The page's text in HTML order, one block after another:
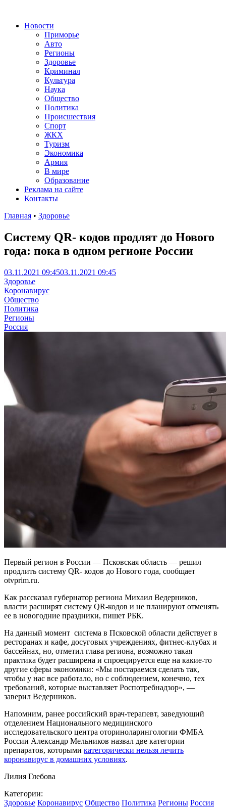
Новости
Приморье
Авто
Регионы
Здоровье
Криминал
Культура
Наука
Общество
Политика
Происшествия
Спорт
ЖКХ
Туризм
Экономика
Армия
В мире
Образование
Реклама на сайте
Контакты
Главная • Здоровье
Систему QR- кодов продлят до Нового
года: пока в одном регионе России
03.11.2021 09:4503.11.2021 09:45
Здоровье
Коронавирус
Общество
Политика
Регионы
Россия
Первый регион в России — Псковская область — решил
продлить систему QR- кодов до Нового года, сообщает
otvprim.ru.
Как рассказал губернатор региона Михаил Ведерников,
власти расширят систему QR-кодов и не планируют отменять
ее в новогодние праздники, пишет РБК.
На данный момент система в Псковской области действует в
ресторанах и кафе, досуговых учреждениях, фитнес-клубах и
бассейнах, но, отметил глава региона, возможно такая
практика будет расширена и спроецируется еще на какие-то
другие сферы экономики: «Мы постараемся сделать так,
чтобы у нас все работало, но с соблюдением, конечно, тех
требований, которые выставляет Роспотребнадзор», —
заверил Ведерников.
Напомним, ранее российский врач-терапевт, заведующий
отделением Национального медицинского
исследовательского центра оториноларингологии ФМБА
России Александр Мельников назвал две категории
препаратов, которыми категорически нельзя лечить
коронавирус в домашних условиях.
Лилия Глебова
Категории:
Здоровье Коронавирус Общество Политика Регионы Россия